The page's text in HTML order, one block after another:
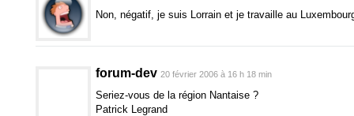
Non, négatif, je suis Lorrain et je travaille au
forum-dev 20 février 2006 à 16 h 18 min
Seriez-vous de la région Nantaise ?
Patrick Legrand